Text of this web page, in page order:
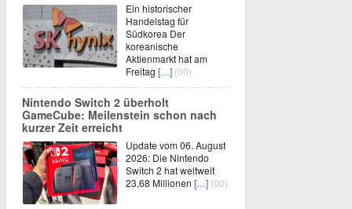
Ein historischer
Handelstag für
Südkorea Der
koreanische
Aktienmarkt hat am
Freitag […] (00)
Nintendo Switch 2 überholt
GameCube: Meilenstein schon nach
kurzer Zeit erreicht
Update vom 06. August
2026: Die Nintendo
Switch 2 hat weltweit
23,68 Millionen […] (00)